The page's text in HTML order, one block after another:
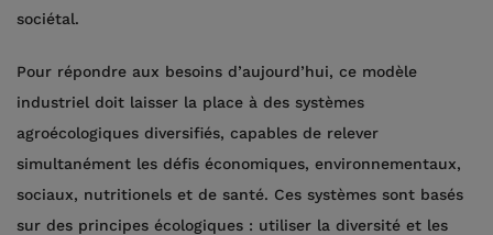
sociétal.
Pour répondre aux besoins d’aujourd’hui, ce modèle
industriel doit laisser la place à des systèmes
agroécologiques diversifiés, capables de relever
simultanément les défis économiques, environnementaux,
sociaux, nutritionels et de santé. Ces systèmes sont basés
sur des principes écologiques : utiliser la diversité et les